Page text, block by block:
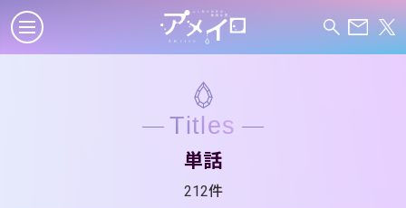
Titles
単話
212件